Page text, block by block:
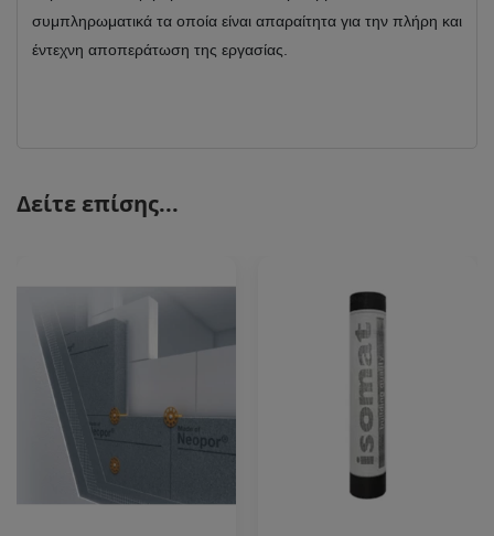
συμπληρωματικά τα οποία είναι απαραίτητα για την πλήρη και
έντεχνη αποπεράτωση της εργασίας.
Δείτε επίσης...